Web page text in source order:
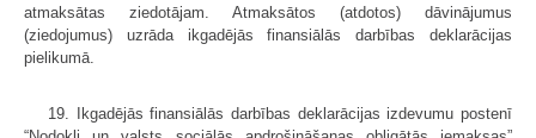
atmaksātas ziedotājam. Atmaksātos (atdotos) dāvinājumus
(ziedojumus) uzrāda ikgadējās finansiālās darbības deklarācijas
pielikumā.
19. Ikgadējās finansiālās darbības deklarācijas izdevumu postenī